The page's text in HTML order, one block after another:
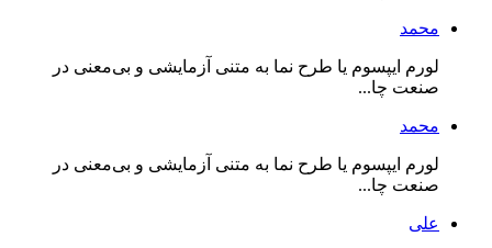
محمد
لورم ایپسوم یا طرح‌ نما به متنی آزمایشی و بی‌معنی در
صنعت چا...
محمد
لورم ایپسوم یا طرح‌ نما به متنی آزمایشی و بی‌معنی در
صنعت چا...
علی